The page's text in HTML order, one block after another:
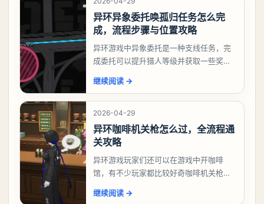
异环异象委托唤孤归任务怎么完
成，流程步骤与位置攻略
异环游戏中异象委托是一种支线任务，完
成委托可以提升猎人等级并获取一些奖
么做，今天游戏熊就来告诉大家。异环异
象委托唤孤归任务攻
继续阅读 →
2026-04-29
异环咖啡机关枪怎么过，全流程通
关攻略
异环游戏玩家们还可以在游戏中开咖啡
馆，有不少玩家都比较好奇咖啡机关枪应
机关枪攻略。异环咖啡机关枪怎么过一、
继续阅读 →